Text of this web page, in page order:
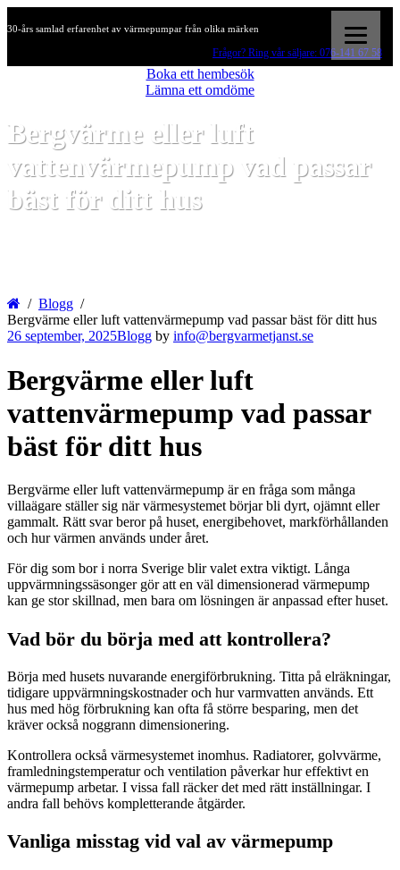
30-års samlad erfarenhet av värmepumpar från olika märken
Frågor? Ring vår säljare: 076-141 67 58
Boka ett hembesök
Lämna ett omdöme
Bergvärme eller luft
vattenvärmepump vad passar
bäst för ditt hus
Blogg
Bergvärme eller luft vattenvärmepump vad passar bäst för ditt hus
26 september, 2025Blogg by info@bergvarmetjanst.se
Bergvärme eller luft
vattenvärmepump vad passar
bäst för ditt hus
Bergvärme eller luft vattenvärmepump är en fråga som många
villaägare ställer sig när värmesystemet börjar bli dyrt, ojämnt eller
gammalt. Rätt svar beror på huset, energibehovet, markförhållanden
och hur värmen används under året.
För dig som bor i norra Sverige blir valet extra viktigt. Långa
uppvärmningssäsonger gör att en väl dimensionerad värmepump
kan ge stor skillnad, men bara om lösningen är anpassad efter huset.
Vad bör du börja med att kontrollera?
Börja med husets nuvarande energiförbrukning. Titta på elräkningar,
tidigare uppvärmningskostnader och hur varmvatten används. Ett
hus med hög förbrukning kan ofta få större besparing, men det
kräver också noggrann dimensionering.
Kontrollera också värmesystemet inomhus. Radiatorer, golvvärme,
framledningstemperatur och ventilation påverkar hur effektivt en
värmepump arbetar. I vissa fall räcker det med rätt inställningar. I
andra fall behövs kompletterande åtgärder.
Vanliga misstag vid val av värmepump